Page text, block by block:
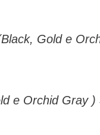
Gold e
e Orchid Gray )